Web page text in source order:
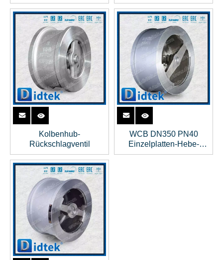
aus Edelstahl
Kolbenhub-
Rückschlagventil
WCB DN350 PN40
Einzelplatten-Hebe-
Wafer-Rückschlagventil